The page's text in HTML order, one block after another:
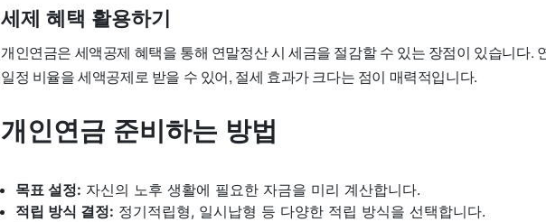
세제 혜택 활용하기
개인연금은 세액공제 혜택을 통해 연말정산 시 세금을 절감할 수 있는 장점이 있습니다.
일정 비율을 세액공제로 받을 수 있어, 절세 효과가 크다는 점이 매력적입니다.
개인연금 준비하는 방법
목표 설정: 자신의 노후 생활에 필요한 자금을 미리 계산합니다.
적립 방식 결정: 정기적립형, 일시납형 등 다양한 적립 방식을 선택합니다.